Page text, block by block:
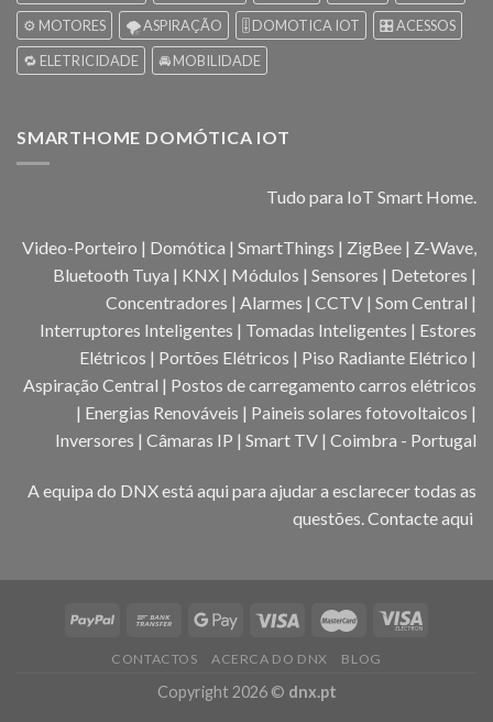
⚙️ MOTORES
🌪️ ASPIRAÇÃO 🎚️ DOMOTICA IOT
🎛️ ACESSOS
🔁 ELETRICIDADE
🚘 MOBILIDADE
SMARTHOME DOMÓTICA IOT
Tudo para IoT Smart Home.
Video-Porteiro | Domótica | SmartThings | ZigBee | Z-Wave,
Bluetooth Tuya | KNX | Módulos | Sensores | Detetores |
Concentradores | Alarmes | CCTV | Som Central |
Interruptores Inteligentes | Tomadas Inteligentes | Estores
Elétricos | Portões Elétricos | Piso Radiante Elétrico |
Aspiração Central | Postos de carregamento carros elétricos
| Energias Renováveis | Paineis solares fotovoltaicos |
Inversores | Câmaras IP | Smart TV | Coimbra - Portugal
A equipa do DNX está aqui para ajudar a esclarecer todas as
questões. Contacte aqui
CONTACTOS ACERCA DO DNX BLOG
Copyright 2026 © dnx.pt